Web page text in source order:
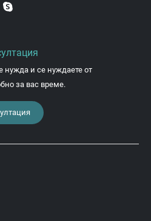
нужда и се нуждаете от
за вас време.